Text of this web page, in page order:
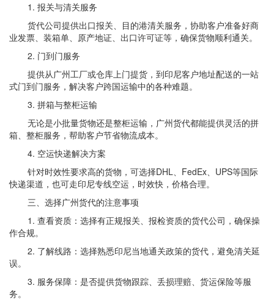
1. 报关与清关服务
货代公司提供出口报关、目的港清关服务，协助客户准备好商
业发票、装箱单、原产地证、出口许可证等，确保货物顺利通关。
2. 门到门服务
提供从广州工厂或仓库上门提货，到印尼客户地址配送的一站
式门到门服务，解决客户跨国运输中的各种难题。
3. 拼箱与整柜运输
无论是小批量货物还是整柜运输，广州货代都能提供灵活的拼
箱、整柜服务，帮助客户节省物流成本。
4. 空运快递解决方案
针对时效性要求高的货物，可选择DHL、FedEx、UPS等国际
快递渠道，也可走印尼专线空运，时效快，价格合理。
三、选择广州货代的注意事项
1. 查看资质：选择有正规报关、报检资质的货代公司，确保操
作合规。
2. 了解线路：选择熟悉印尼当地通关政策的货代，避免清关延
误。
3. 服务保障：是否提供货物跟踪、丢损理赔、货运保险等服
务。